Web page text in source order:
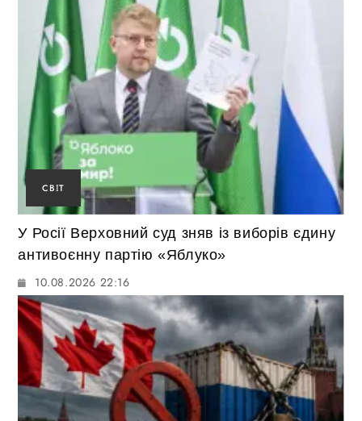
СВІТ
У Росії Верховний суд зняв із виборів єдину
антивоєнну партію «Яблуко»
10.08.2026 22:16